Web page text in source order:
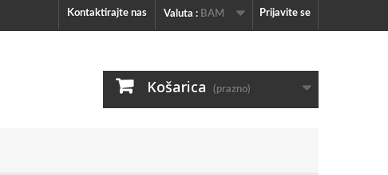
Prijavite se
Valuta : BAM
Kontaktirajte nas
Košarica (prazno)